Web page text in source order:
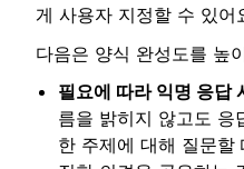
게 사용자 지정할 수 있어
다음은 양식 완성도를 높
필요에 따라 익명 응답
름을 밝히지 않고도 응
한 주제에 대해 질문할